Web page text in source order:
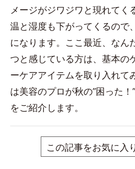
メージがジワジワと現れてく
温と湿度も下がってくるので
になります。ここ最近、なん
つと感じている方は、基本の
ーケアアイテムを取り入れて
は美容のプロが秋の”困った
をご紹介します。
この記事をお気に入